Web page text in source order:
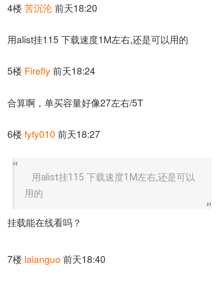
4楼 苦沉沦 前天18:20
用alist挂115 下载速度1M左右,还是可以用的
5楼 Firefly 前天18:24
合算啊，单买容量好像27左右/5T
6楼 fyfy010 前天18:27
用alist挂115 下载速度1M左右,还是可以
用的
挂载能在线看吗？
7楼 laianguo 前天18:40